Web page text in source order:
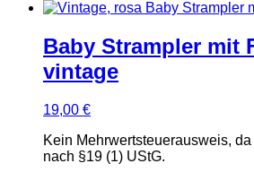
Baby Strampler mit
vintage
19,00 €
Kein Mehrwertsteuerausweis,
nach §19 (1) UStG.